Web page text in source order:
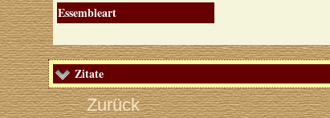
Essembleart
Zitate
Zurück